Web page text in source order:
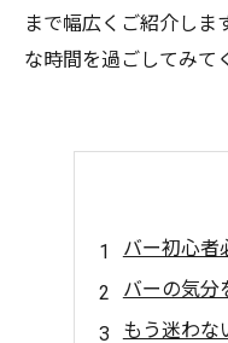
まで幅広くご紹介しま
な時間を過ごしてみて
バー初心者
バーの気分
もう迷わな